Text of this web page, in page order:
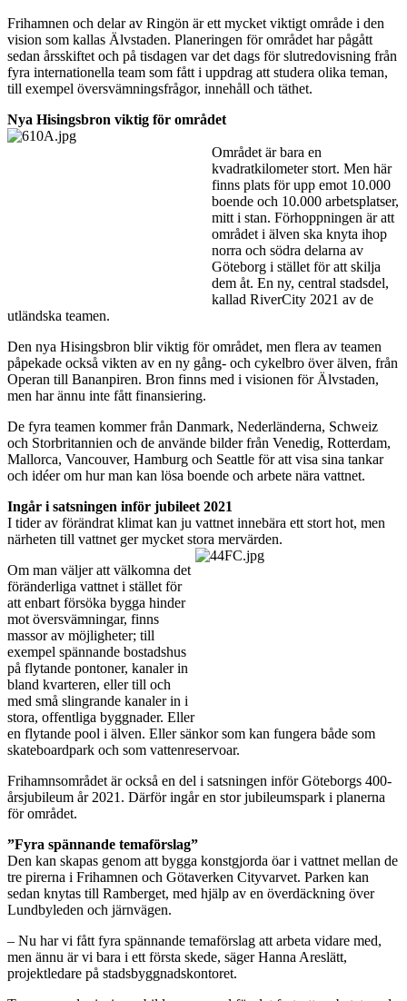
Frihamnen och delar av Ringön är ett mycket viktigt område i den
vision som kallas Älvstaden. Planeringen för området har pågått
sedan årsskiftet och på tisdagen var det dags för slutredovisning från
fyra internationella team som fått i uppdrag att studera olika teman,
till exempel översvämningsfrågor, innehåll och täthet.
Nya Hisingsbron viktig för området
Området är bara en
kvadratkilometer stort. Men här
finns plats för upp emot 10.000
boende och 10.000 arbetsplatser,
mitt i stan. Förhoppningen är att
området i älven ska knyta ihop
norra och södra delarna av
Göteborg i stället för att skilja
dem åt. En ny, central stadsdel,
kallad RiverCity 2021 av de
utländska teamen.
Den nya Hisingsbron blir viktig för området, men flera av teamen
påpekade också vikten av en ny gång- och cykelbro över älven, från
Operan till Bananpiren. Bron finns med i visionen för Älvstaden,
men har ännu inte fått finansiering.
De fyra teamen kommer från Danmark, Nederländerna, Schweiz
och Storbritannien och de använde bilder från Venedig, Rotterdam,
Mallorca, Vancouver, Hamburg och Seattle för att visa sina tankar
och idéer om hur man kan lösa boende och arbete nära vattnet.
Ingår i satsningen inför jubileet 2021
I tider av förändrat klimat kan ju vattnet innebära ett stort hot, men
närheten till vattnet ger mycket stora mervärden.
Om man väljer att välkomna det
föränderliga vattnet i stället för
att enbart försöka bygga hinder
mot översvämningar, finns
massor av möjligheter; till
exempel spännande bostadshus
på flytande pontoner, kanaler in
bland kvarteren, eller till och
med små slingrande kanaler in i
stora, offentliga byggnader. Eller
en flytande pool i älven. Eller sänkor som kan fungera både som
skateboardpark och som vattenreservoar.
Frihamnsområdet är också en del i satsningen inför Göteborgs 400-
årsjubileum år 2021. Därför ingår en stor jubileumspark i planerna
för området.
”Fyra spännande temaförslag”
Den kan skapas genom att bygga konstgjorda öar i vattnet mellan de
tre pirerna i Frihamnen och Götaverken Cityvarvet. Parken kan
sedan knytas till Ramberget, med hjälp av en överdäckning över
Lundbyleden och järnvägen.
– Nu har vi fått fyra spännande temaförslag att arbeta vidare med,
men ännu är vi bara i ett första skede, säger Hanna Areslätt,
projektledare på stadsbyggnadskontoret.